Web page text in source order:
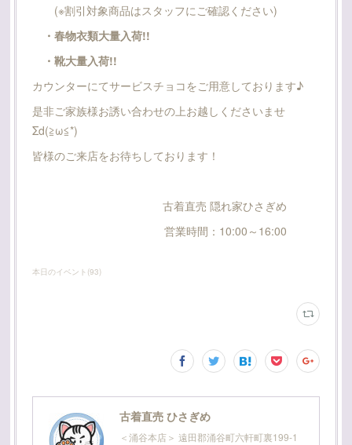
(※割引対象商品はスタッフにご確認ください)
・春物衣類大量入荷!!
・靴大量入荷!!
カウンターにてサービスチョコをご用意しております♪
是非ご家族様お誘い合わせの上お越しくださいませ
Σd(≧ω≦*)
皆様のご来店をお待ちしております！
古着直売 隠れ家ひさぎめ
営業時間：10:00～16:00
本日のイベント (93)
古着直売 ひさぎめ
＜涌谷本店＞ 遠田郡涌谷町六軒町裏199-1